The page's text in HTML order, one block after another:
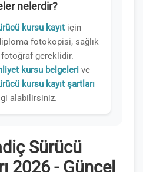
nelerdir?
kursu kayıt için
fotokopisi, sağlık
fotoğraf gereklidir.
kursu belgeleri ve
kursu kayıt şartları
alabilirsiniz.
Sürücü
2026 - Güncel